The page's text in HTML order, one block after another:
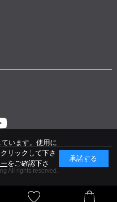
All rights reserved.
います。使用に
リックして下さ
をご確認下さ
承諾する